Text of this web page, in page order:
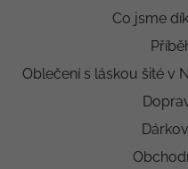
Co jsme
Oblečení s láskou šité v